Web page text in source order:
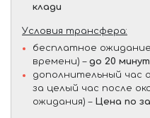
клади
Условия трансфера:
бесплатное
времени) – до 20 минут
дополнительный час
за целый час после
ожидания) – Цена по